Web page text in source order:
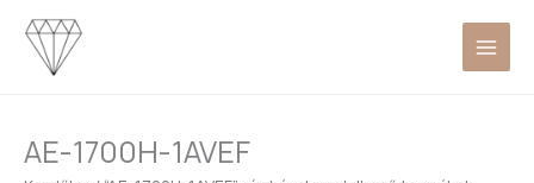
Skip
content
AE-1700H-1AVEF